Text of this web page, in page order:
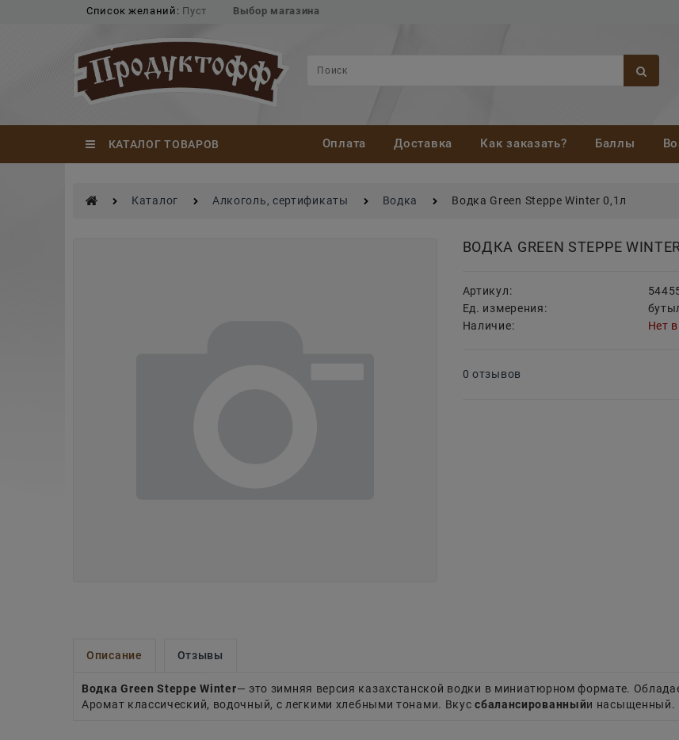
Список желаний: Пуст Выбор магазина
КАТАЛОГ ТОВАРОВ Оплата Доставка Как заказать? Баллы
Каталог Алкоголь, сертификаты Водка Водка Green Steppe Winter 0,1л
ВОДКА GREEN STEPPE
Артикул:
Ед. измерения:
Наличие:
Нет
0 отзывов
Описание Отзывы
Водка Green Steppe Winter— это зимняя версия казахстанской водки в миниатюрном формате.
Аромат классический, водочный, с легкими хлебными тонами. Вкуссбалансированныйи насыщенный.